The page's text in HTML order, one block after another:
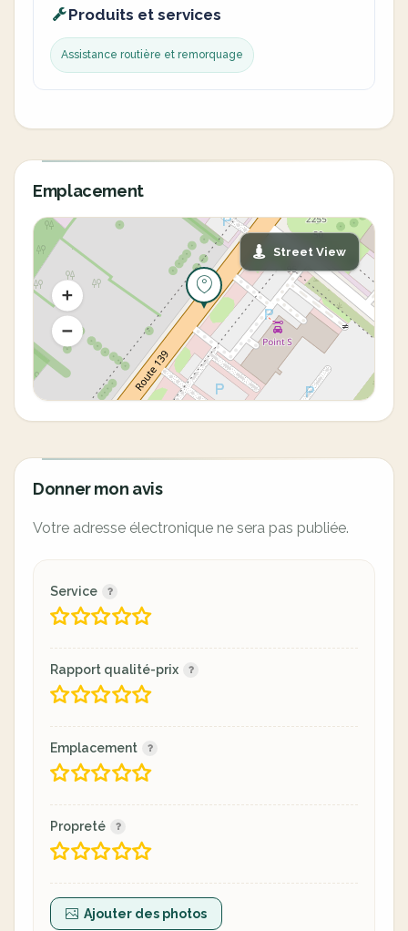
Produits et services
Assistance routière et remorquage
Emplacement
Street View
Donner mon avis
Votre adresse électronique ne sera pas publiée.
Service
Rapport qualité-prix
Emplacement
Propreté
Ajouter des photos